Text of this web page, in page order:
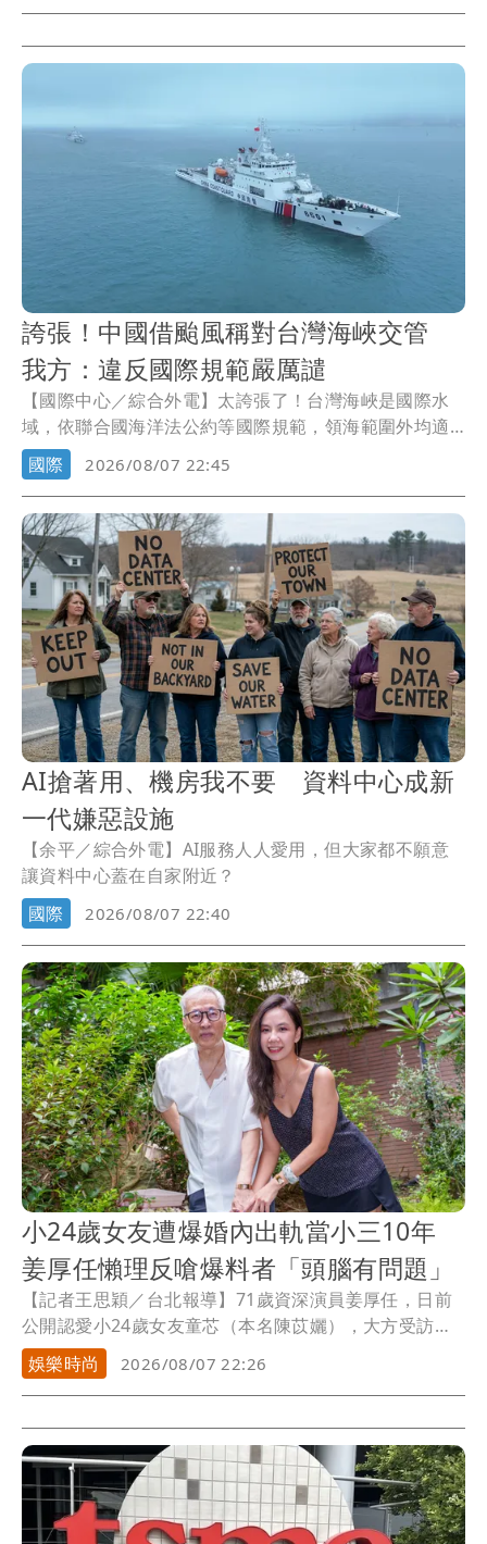
民眾在咖啡香中體驗專屬晨間儀式感。活動首站今起
(8/7)至8/9於華山1914文創園區忠孝三角登場，8/14至
8/16將移師台北大巨蛋松菸大道西側。
誇張！中國借颱風稱對台灣海峽交管
我方：違反國際規範嚴厲譴
【國際中心／綜合外電】太誇張了！台灣海峽是國際水
域，依聯合國海洋法公約等國際規範，領海範圍外均適
用國際法的公海航行自由原則，中國無任何權利對此水
域實施管制。然而，中國大陸海事局卻公告，受到颱風
白海豚影響，對經過台灣海峽南口北上船舶實施交通管
制。陸委會表示，中共假借颱風名義聲稱管制相關海
域，違反聯合國海洋法公約等國際規範。
國際 2026/08/07 22:45
AI搶著用、機房我不要 資料中心成新
一代嫌惡設施
【余平／綜合外電】AI服務人人愛用，但大家都不願意
讓資料中心蓋在自家附近？
國際
2026/08/07 22:40
小24歲女友遭爆婚內出軌當小三10年
姜厚任懶理反嗆爆料者「頭腦有問題」
【記者王思穎／台北報導】71歲資深演員姜厚任，日前
公開認愛小24歲女友童芯（本名陳苡孋），大方受訪，
沒想到童芯先被質疑台大「3碩1博」學霸學歷造假，三
封證明兩人七世情緣的76年明信片也遭疑，現在又有女
網友跳出來爆料，陳苡孋是破壞婚姻的小三，姜厚任對
此也回應了。
娛樂時尚 2026/08/07 22:26